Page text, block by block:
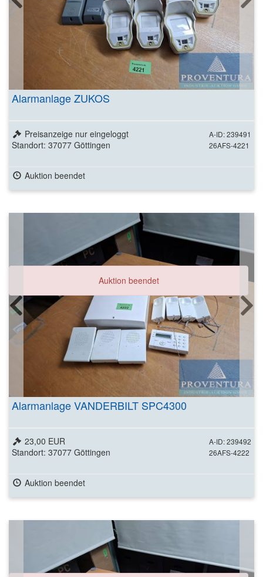
Alarmanlage ZUKOS
A-ID: 239491
26AFS-4221
Preisanzeige nur eingeloggt
Standort: 37077 Göttingen
Auktion beendet
Auktion beendet
Alarmanlage VANDERBILT SPC4300
A-ID: 239492
26AFS-4222
23,00 EUR
Standort: 37077 Göttingen
Auktion beendet